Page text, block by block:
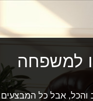
למשפחה
והכל, אבל כל המבצעים